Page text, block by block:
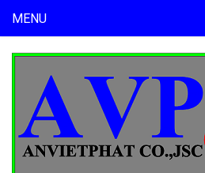
MENU